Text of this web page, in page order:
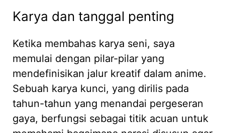
Karya dan tanggal penting
Ketika membahas karya seni, saya
memulai dengan pilar-pilar yang
mendefinisikan jalur kreatif dalam anime.
Sebuah karya kunci, yang dirilis pada
tahun-tahun yang menandai pergeseran
gaya, berfungsi sebagai titik acuan untuk